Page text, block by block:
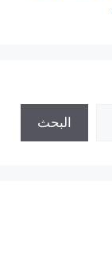
البحث